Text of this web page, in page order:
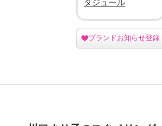
ダジュール
ブランドお知らせ登録